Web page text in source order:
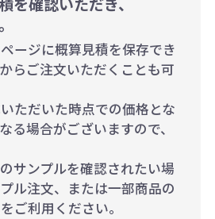
ージに概算見積を保存でき
らご注文いただくことも可
ただいた時点での価格とな
る場合がございますので、
サンプルを確認されたい場
ル注文、または一部商品の
ご利用ください。